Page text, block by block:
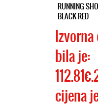
RUNNING
BLACK RED
bila je:
cijena